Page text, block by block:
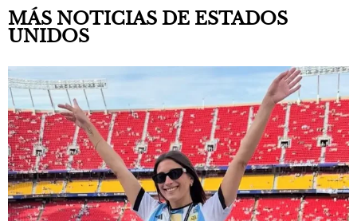
MÁS NOTICIAS DE ESTADOS
UNIDOS